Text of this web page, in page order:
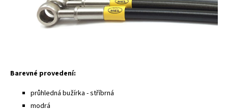
Barevné provedení:
průhledná bužírka - stříbrná
modrá